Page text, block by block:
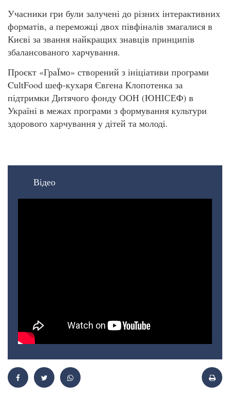
Учасники гри були залучені до різних інтерактивних
форматів, а переможці двох півфіналів змагалися в
Києві за звання найкращих знавців принципів
збалансованого харчування.
Проєкт «ГраЇмо» створений з ініціативи програми
CultFood шеф-кухаря Євгена Клопотенка за
підтримки Дитячого фонду ООН (ЮНІСЕФ) в
Україні в межах програми з формування культури
здорового харчування у дітей та молоді.
Відео